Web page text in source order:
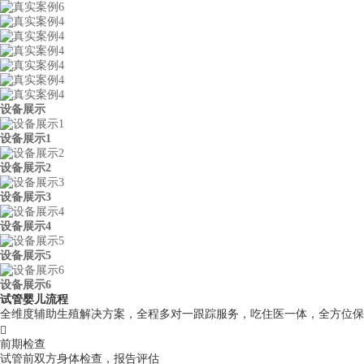
设备展示
设备展示1
设备展示2
设备展示3
设备展示4
设备展示5
设备展示6
试管婴儿流程
全维度辅助生殖解决方案，全程多对一跟踪服务，吃住医一体，全方位

前期检查
试管前双方身体检查，报告评估